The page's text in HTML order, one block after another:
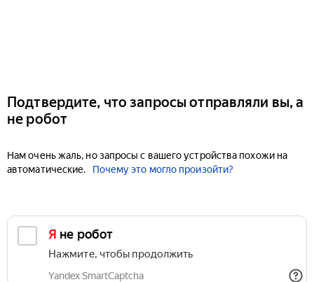
Подтвердите, что запросы отправляли вы, а
не робот
Нам очень жаль, но запросы с вашего устройства похожи на
автоматические.
Почему это могло произойти?
Я не робот
Нажмите, чтобы продолжить
Yandex SmartCaptcha